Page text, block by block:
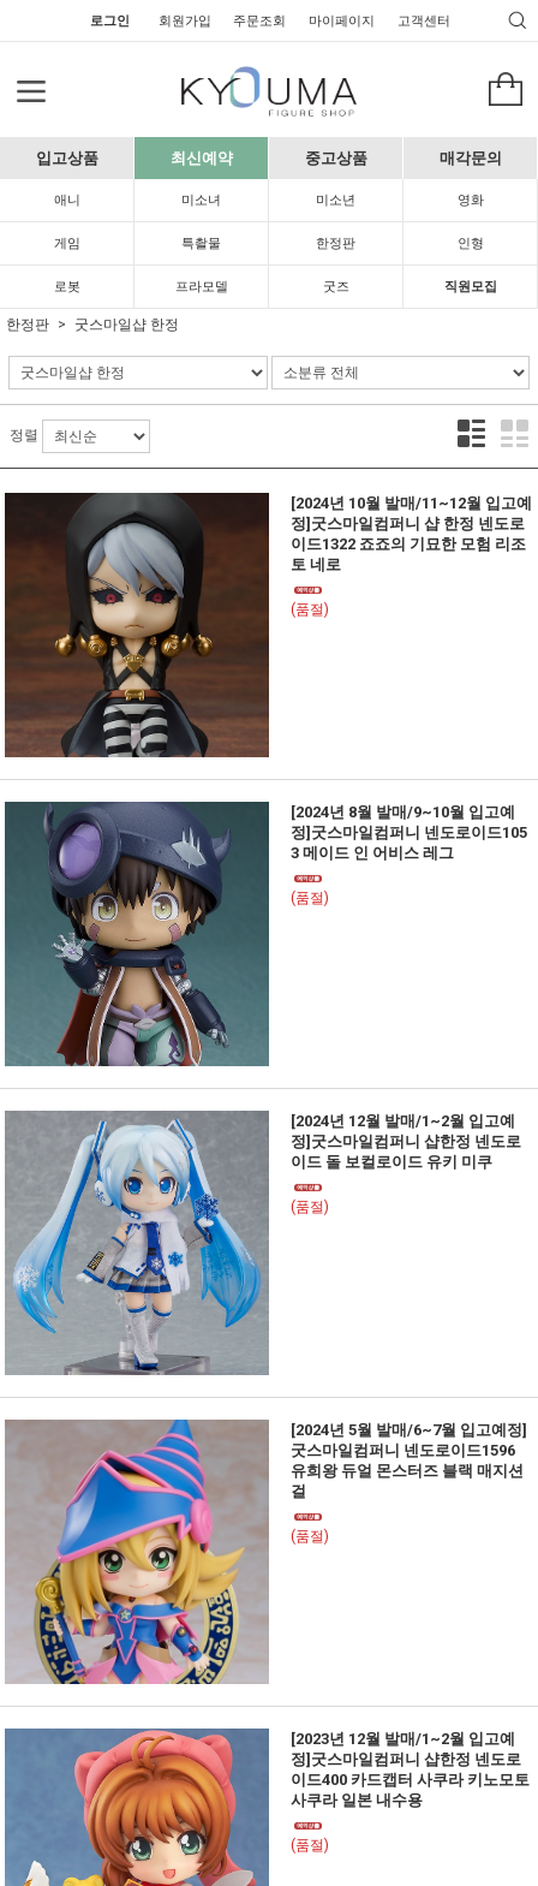
로그인 회원가입 주문조회 마이페이지 고객센터
입고상품 최신예약 중고상품 매각문의
애니 미소녀 미소년 영화
게임 특촬물 한정판 인형
로봇 프라모델 굿즈 직원모집
한정판 굿스마일샵 한정
정렬
[2024년 10월 발매/11~12월 입고예
정]굿스마일컴퍼니 샵 한정 넨도로
이드1322 죠죠의 기묘한 모험 리조
토 네로
(품절)
[2024년 8월 발매/9~10월 입고예
정]굿스마일컴퍼니 넨도로이드105
3 메이드 인 어비스 레그
(품절)
[2024년 12월 발매/1~2월 입고예
정]굿스마일컴퍼니 샵한정 넨도로
이드 돌 보컬로이드 유키 미쿠
(품절)
[2024년 5월 발매/6~7월 입고예정]
굿스마일컴퍼니 넨도로이드1596
유희왕 듀얼 몬스터즈 블랙 매지션
걸
(품절)
[2023년 12월 발매/1~2월 입고예
정]굿스마일컴퍼니 샵한정 넨도로
이드400 카드캡터 사쿠라 키노모토
사쿠라 일본 내수용
(품절)